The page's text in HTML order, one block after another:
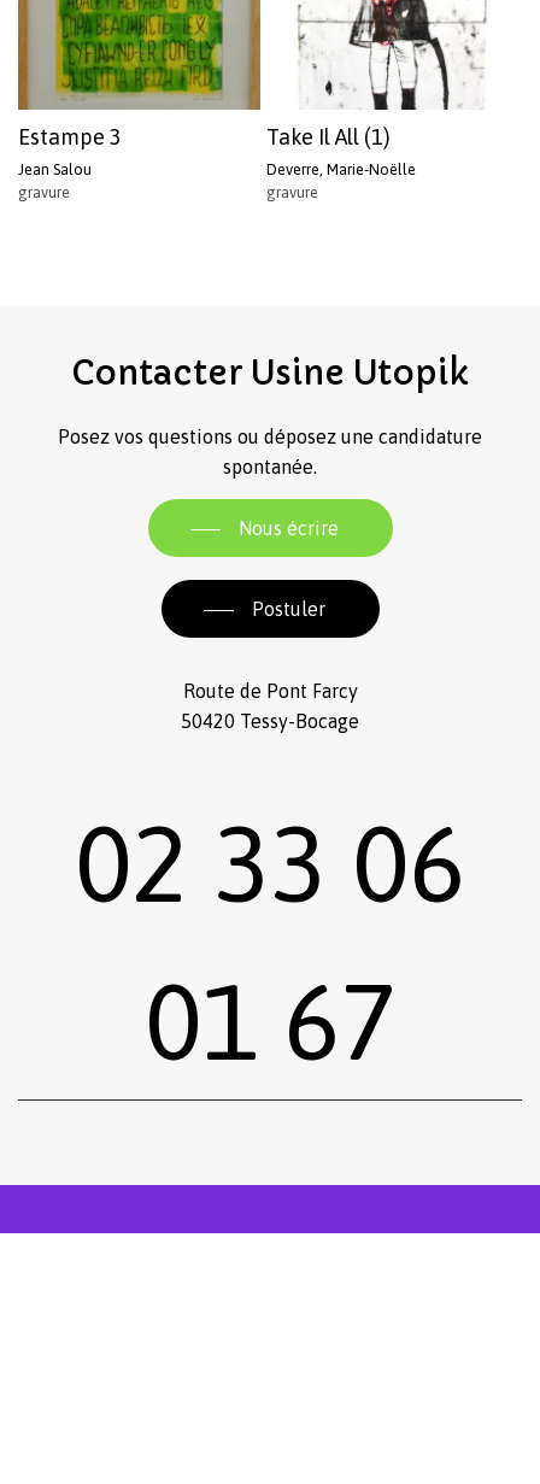
Sous-total : 0,00€
Estampe 3
Jean Salou
gravure
Take Il All (1)
Deverre, Marie-Noëlle
gravure
Contacter Usine Utopik
Posez vos questions ou déposez une candidature
spontanée.
Nous écrire
Postuler
Route de Pont Farcy
50420 Tessy-Bocage
02 33 06
01 67